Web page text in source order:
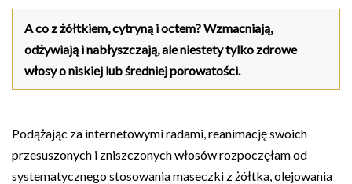
A co z żółtkiem, cytryną i octem? Wzmacniają,
odżywiają i nabłyszczają, ale niestety tylko zdrowe
włosy o niskiej lub średniej porowatości.
Podążając za internetowymi radami, reanimację swoich
przesuszonych i zniszczonych włosów rozpoczęłam od
systematycznego stosowania maseczki z żółtka, olejowania